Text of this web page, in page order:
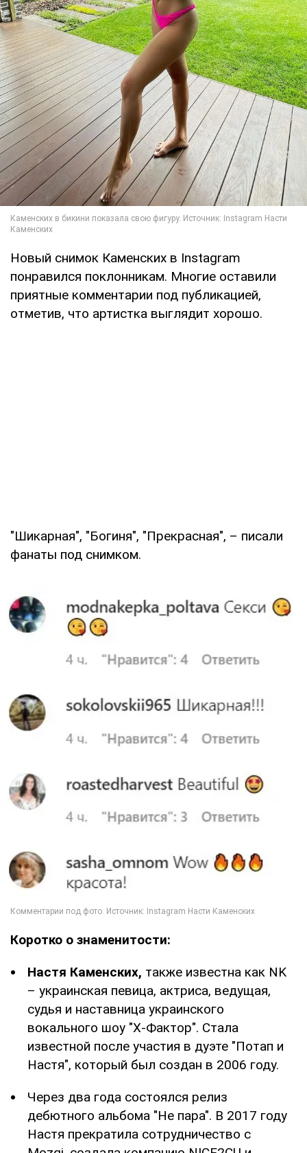
Новый снимок Каменских в Instagram
понравился поклонникам. Многие оставили
приятные комментарии под публикацией,
отметив, что артистка выглядит хорошо.
"Шикарная", "Богиня", "Прекрасная", – писали
фанаты под снимком.
Коротко о знаменитости:
Настя Каменских, также известна как NK
– украинская певица, актриса, ведущая,
судья и наставница украинского
вокального шоу "Х-Фактор". Стала
известной после участия в дуэте "Потап и
Настя", который был создан в 2006 году.
Через два года состоялся релиз
дебютного альбома "Не пара". В 2017 году
Настя прекратила сотрудничество с